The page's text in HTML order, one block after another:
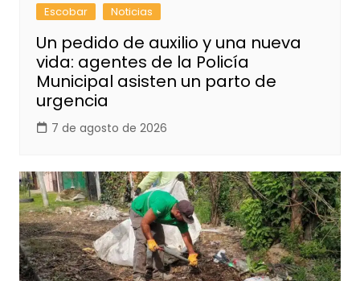
Escobar Noticias
Un pedido de auxilio y una nueva
vida: agentes de la Policía
Municipal asisten un parto de
urgencia
7 de agosto de 2026